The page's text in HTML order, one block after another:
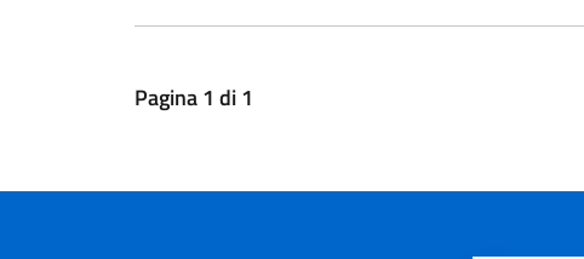
Pagina1 di1